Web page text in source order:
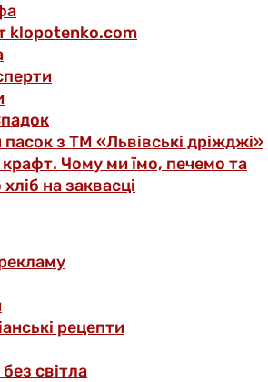
klopotenko.com
з ТМ «Львівські дріжджі»
крафт. Чому ми їмо, печемо та
на заквасці
рецепти
світла